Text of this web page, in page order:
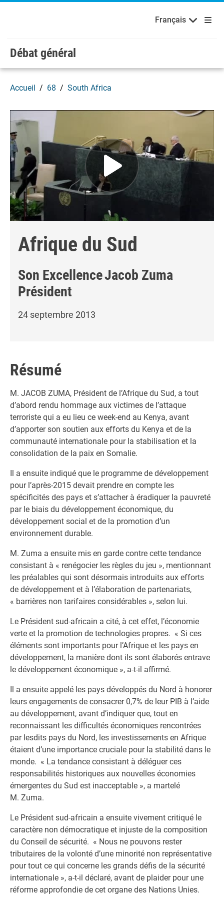
Skip to main content / navigation
Bienvenue aux Nations Unies English Français
Français
Débat général
Accueil 68 South Africa
Afrique du Sud
Son ExcellenceJacob Zuma
Président
24 septembre 2013
Résumé
M. JACOB ZUMA, Président de l’Afrique du Sud, a tout
d’abord rendu hommage aux victimes de l’attaque
terroriste qui a eu lieu ce week-end au Kenya, avant
d’apporter son soutien aux efforts du Kenya et de la
communauté internationale pour la stabilisation et la
consolidation de la paix en Somalie.
Il a ensuite indiqué que le programme de développement
pour l’après-2015 devait prendre en compte les
spécificités des pays et s’attacher à éradiquer la pauvreté
par le biais du développement économique, du
développement social et de la promotion d’un
environnement durable.
M. Zuma a ensuite mis en garde contre cette tendance
consistant à « renégocier les règles du jeu », mentionnant
les préalables qui sont désormais introduits aux efforts
de développement et à l’élaboration de partenariats,
« barrières non tarifaires considérables », selon lui.
Le Président sud-africain a cité, à cet effet, l’économie
verte et la promotion de technologies propres. « Si ces
éléments sont importants pour l’Afrique et les pays en
développement, la manière dont ils sont élaborés entrave
le développement économique », a-t-il affirmé.
Il a ensuite appelé les pays développés du Nord à honorer
leurs engagements de consacrer 0,7% de leur PIB à l’aide
au développement, avant d’indiquer que, tout en
reconnaissant les difficultés économiques rencontrées
par lesdits pays du Nord, les investissements en Afrique
étaient d’une importance cruciale pour la stabilité dans le
monde. « La tendance consistant à déléguer ces
responsabilités historiques aux nouvelles économies
émergentes du Sud est inacceptable », a martelé
M. Zuma.
Le Président sud-africain a ensuite vivement critiqué le
caractère non démocratique et injuste de la composition
du Conseil de sécurité. « Nous ne pouvons rester
tributaires de la volonté d’une minorité non représentative
pour tout ce qui concerne les grands défis de la sécurité
internationale », a-t-il déclaré, avant de plaider pour une
réforme approfondie de cet organe des Nations Unies.